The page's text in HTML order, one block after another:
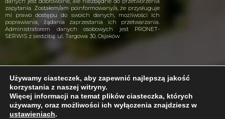
Problem z internetem?
zapytania. Zostałem/am poinformowany/a, że przysługuje
mi prawo dostępu do swoich danych, możliwości ich
poprawiania, żądania zaprzestania ich przetwarzania.
Administratorem danych osobowych jest PRONET-
SERWIS z siedzibą: ul. Targowa 30, Osjaków
projekt i wykonanie:CreativeHeads.pl
Używamy ciasteczek, aby zapewnić najlepszą jakość
korzystania z naszej witryny.
Więcej informacji na temat plików ciasteczka, których
używamy, oraz możliwości ich wyłączenia znajdziesz w
ustawieniach.